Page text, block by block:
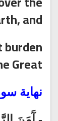
and
Great.
نهاية